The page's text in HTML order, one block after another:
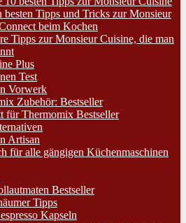
besten Tipps und Tricks zur Monsieur
beim Kochen
Tipps zur Monsieur Cuisine, die man
Plus
Test
Vorwerk
Zubehör: Bestseller
für Thermomix Bestseller
Artisan
für alle gängigen Küchenmaschinen
Bestseller
Tipps
Kapseln